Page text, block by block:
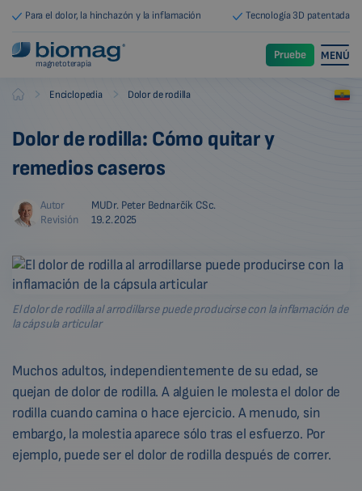
Para el dolor, la hinchazón y la inflamación Tecnología 3D patentada
magnetoterapia
Pruebe MENÚ
Biomag Enciclopedia Dolor de rodilla
Dolor de rodilla: Cómo quitar y
remedios caseros
Autor
MUDr. Peter Bednarčík CSc.
Revisión
19.2.2025
El dolor de rodilla al arrodillarse puede producirse con la inflamación de
la cápsula articular
Muchos adultos, independientemente de su edad, se
quejan de dolor de rodilla. A alguien le molesta el dolor de
rodilla cuando camina o hace ejercicio. A menudo, sin
embargo, la molestia aparece sólo tras el esfuerzo. Por
ejemplo, puede ser el dolor de rodilla después de correr.